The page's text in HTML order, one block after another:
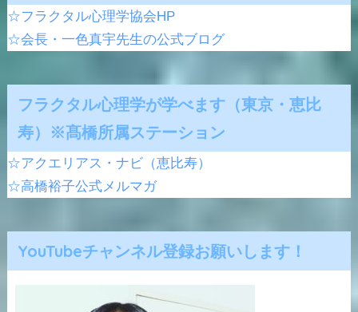
☆フラクタル心理学協会HP
☆会長・一色真宇先生の公式ブログ
フラクタル心理学が学べます（東京・恵比
寿）※髙橋所属ステーション
☆アクエリアス・ナビ（恵比寿）
☆高橋裕子公式メルマガ
YouTubeチャンネル登録お願いします！